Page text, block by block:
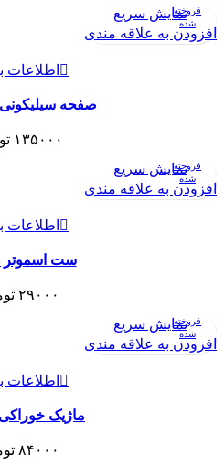
فروخته
شده
نمایش سریع
افزودن به علاقه مندی
اطلاعات
صفحه سیلیکونی ۳۰ در ۴۰
۱۳۵۰۰۰
فروخته
شده
نمایش سریع
افزودن به علاقه مندی
اطلاعات
ست اسموتر
۲۹۰۰۰
فروخته
شده
نمایش سریع
افزودن به علاقه مندی
اطلاعات
ماژیک
۸۴۰۰۰